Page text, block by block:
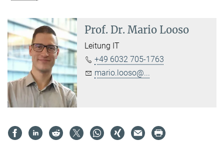
Prof. Dr. Mario Looso
Leitung IT
+49 6032 705-1763
mario.looso@...